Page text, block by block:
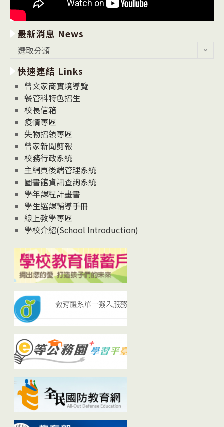
最新消息 News
消
息
News
選取分類
快速連結 Links
曾文家商實境導覽
餐管科特色招生
校長信箱
疫情專區
失物招領專區
曾家新聞剪報
校務行政系統
主網頁後端管理系統
圖書館資訊查詢系統
學年課程計畫書
學生選課輔導手冊
線上教學專區
學校介紹(School Introduction)